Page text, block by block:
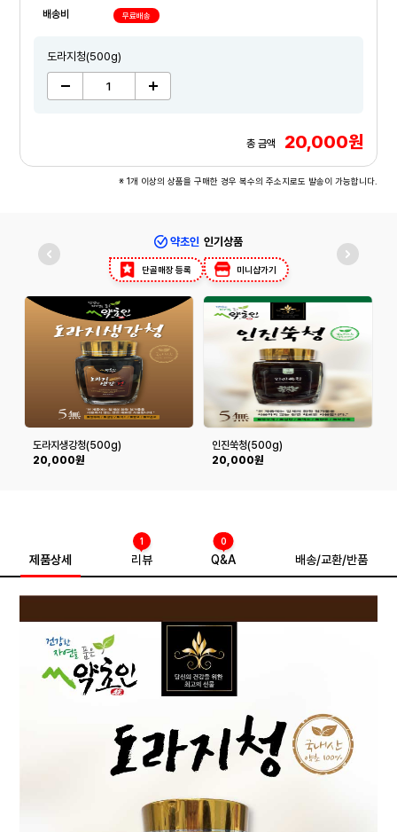
배송비
무료배송
도라지청(500g)
총 금액 20,000원
※ 1개 이상의 상품을 구매한 경우 복수의 주소지로도 발송이 가능합니다.
약초인 인기상품
단골매장 등록 미니샵가기
도라지생강청(500g)
20,000원
인진쑥청(500g)
20,000원
제품상세 리뷰
1
Q&A
0
배송/교환/반품